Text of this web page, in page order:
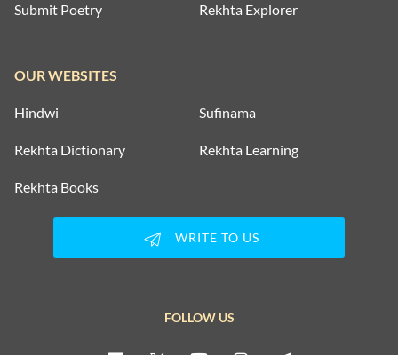
Submit Poetry Rekhta Explorer
OUR WEBSITES
Hindwi Sufinama
Rekhta Dictionary Rekhta Learning
Rekhta Books
WRITE TO US
FOLLOW US